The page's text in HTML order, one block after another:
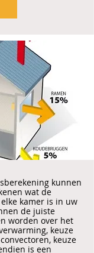
kunnen
wat de
kamer is in uw
de juiste
worden over het
keuze
keuze
is een